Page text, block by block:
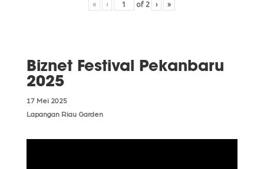
« ‹ of 2 › »
Biznet Festival Pekanbaru
2025
17 Mei 2025
Lapangan Riau Garden